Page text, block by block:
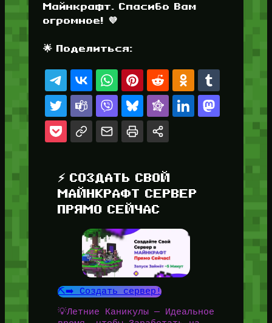
Майнкрафт. Спасибо Вам
огромное! 💜
🌟 Поделиться:
⚡ СОЗДАТЬ СВОЙ
МАЙНКРАФТ СЕРВЕР
ПРЯМО СЕЙЧАС
⛏️➡️ Создать сервер!
💡Летние Каникулы — Идеальное